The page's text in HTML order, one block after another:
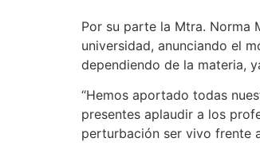
Por su parte la Mtra. Norma
universidad, anunciando el
dependiendo de la materia,
“Hemos aportado todas
presentes aplaudir a los
perturbación ser vivo frente